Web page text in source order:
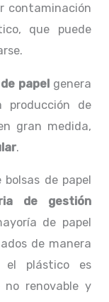
contaminación
que puede
papelgenera
producción de
gran medida,
.
de papel
de gestión
de papel
de manera
el plástico es
no renovable y